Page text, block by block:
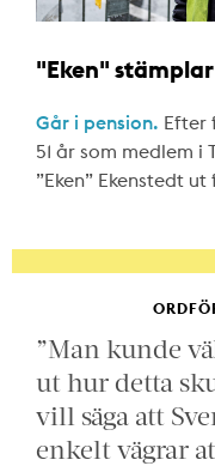
"Eken"
Går i pension. Efter
51 år som medlem
”Eken” Ekenstedt
”Man kunde
ut hur detta
vill säga att
enkelt vägrar